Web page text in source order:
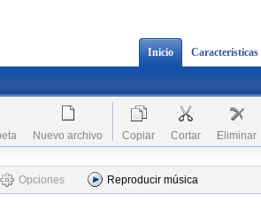
Inicio Características
Nuevo archivo Copiar Cortar Eliminar
Opciones Reproducir música